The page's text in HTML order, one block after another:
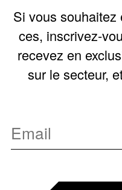
Si vous souhaitez
ces, inscrivez-
recevez en
sur le secteur,